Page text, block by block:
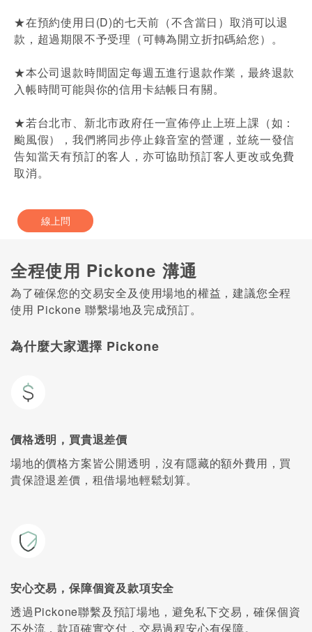
★在預約使用日(D)的七天前（不含當日）取消可以退
款，超過期限不予受理（可轉為開立折扣碼給您）。
★本公司退款時間固定每週五進行退款作業，最終退款
入帳時間可能與你的信用卡結帳日有關。
★若台北市、新北市政府任一宣佈停止上班上課（如：
颱風假），我們將同步停止錄音室的營運，並統一發信
告知當天有預訂的客人，亦可協助預訂客人更改或免費
取消。
線上問
全程使用 Pickone 溝通
為了確保您的交易安全及使用場地的權益，建議您全程
使用 Pickone 聯繫場地及完成預訂。
為什麼大家選擇 Pickone
價格透明，買貴退差價
場地的價格方案皆公開透明，沒有隱藏的額外費用，買
貴保證退差價，租借場地輕鬆划算。
安心交易，保障個資及款項安全
透過Pickone聯繫及預訂場地，避免私下交易，確保個資
不外流，款項確實交付，交易過程安心有保障。